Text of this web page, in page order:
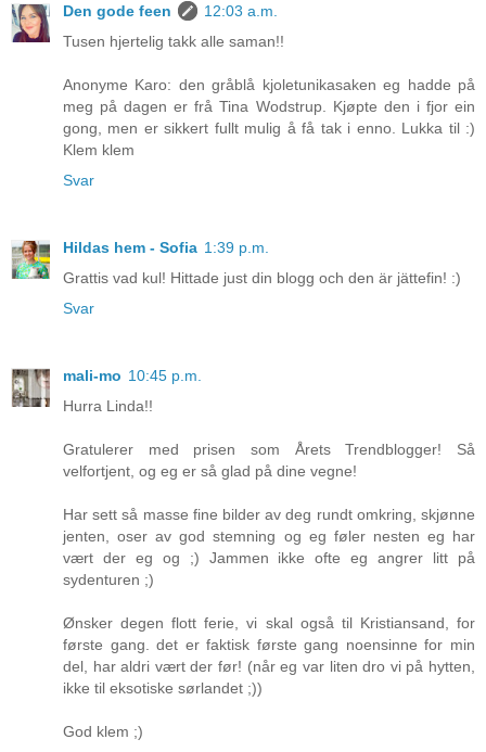
Den gode feen
12:03 a.m.
Tusen hjertelig takk alle saman!!
Anonyme Karo: den gråblå kjoletunikasaken eg hadde på
meg på dagen er frå Tina Wodstrup. Kjøpte den i fjor ein
gong, men er sikkert fullt mulig å få tak i enno. Lukka til :)
Klem klem
Svar
Hildas hem - Sofia 1:39 p.m.
Grattis vad kul! Hittade just din blogg och den är jättefin! :)
Svar
mali-mo 10:45 p.m.
Hurra Linda!!
Gratulerer med prisen som Årets Trendblogger! Så
velfortjent, og eg er så glad på dine vegne!
Har sett så masse fine bilder av deg rundt omkring, skjønne
jenten, oser av god stemning og eg føler nesten eg har
vært der eg og ;) Jammen ikke ofte eg angrer litt på
sydenturen ;)
Ønsker degen flott ferie, vi skal også til Kristiansand, for
første gang. det er faktisk første gang noensinne for min
del, har aldri vært der før! (når eg var liten dro vi på hytten,
ikke til eksotiske sørlandet ;))
God klem ;)